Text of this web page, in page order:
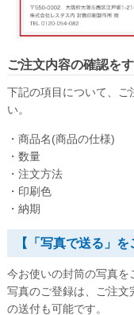
グループサイト
名入れカレンダー
オリジナルうちわ
印鑑・ゴム印製作所
お名前シール製作所
ご注文内容の確認を
下記の項目について、ご
い。
・商品名(商品の仕様)
・数量
・注文方法
・印刷色
・納期
【「写真で送る」を
今お使いの封筒の写真を
写真のご登録は、ご注
の送付も可能です。